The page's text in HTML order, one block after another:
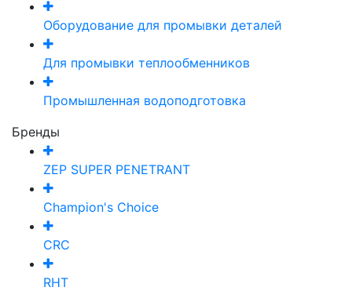
Оборудование для промывки деталей
Для промывки теплообменников
Промышленная водоподготовка
Бренды
ZEP SUPER PENETRANT
Champion's Choice
CRC
RHT